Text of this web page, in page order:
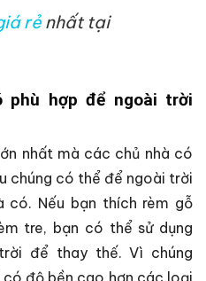
rẻ nhất tại
phù hợp để ngoài trời
nhất mà các chủ nhà có
chúng có thể để ngoài trời
có. Nếu bạn thích rèm gỗ
tre, bạn có thể sử dụng
để thay thế. Vì chúng
độ bền cao hơn các loại